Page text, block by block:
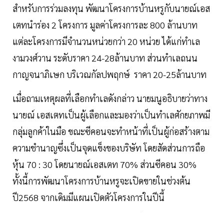
สำหรับการร่วมลงทุน พัฒนาโครงการบ้านหรูกับนายณ์เอส
เตทนำร่อง 2 โครงการ มูลค่าโครงการละ 800 ล้านบาท
แต่ละโครงการมีจำนวนหน่วยกว่า 20 หน่วย ได้แก่ทำเล
งามวงศ์วาน ระดับราคา 24-28ล้านบาท ส่วนทำเลถนน
กาญจนาภิเษก บริเวณกัลปพฤกษ์ ราคา 20-25ล้านบาท
เมื่อถามเหตุผลที่เลือกทำเลดังกล่าว นายมนูอธิบายว่าทาง
นายณ์ เอสเตทเป็นผู้เลือกและมองว่าเป็นทำเลศักยภาพมี
กลุ่มลูกค้าในมือ ขณะซีคอนจะทำหน้าที่เป็นผู้ก่อสร้างตาม
ความชำนาญซึ่งเป็นจุดแข็งของบริษัท โดยสัดส่วนการถือ
หุ้น 70 : 30 โดยนายณ์เอสเตท 70% ส่วนซีคอน 30%
ทั้งนี้การพัฒนาโครงการบ้านหรูจะเปิดขายในช่วงต้น
ปี2568 จากเดิมมีแผนเปิดตัวโครงการในปีนี้